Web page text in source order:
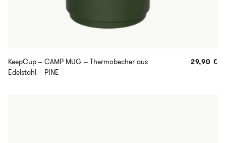
KeepCup – CAMP MUG – Thermobecher aus
Edelstahl – PINE
29,90 €